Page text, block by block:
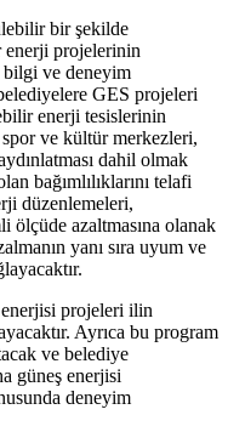
bir şekilde
enerji projelerinin
bilgi ve deneyim
GES projeleri
enerji tesislerinin
ve kültür merkezleri,
dahil olmak
bağımlılıklarını telafi
düzenlemeleri,
azaltmasına olanak
yanı sıra uyum ve
enerjisi projeleri ilin
Ayrıca bu program
ve belediye
güneş enerjisi
deneyim